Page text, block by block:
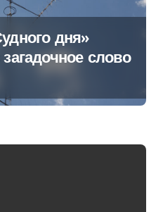
дня»
слово